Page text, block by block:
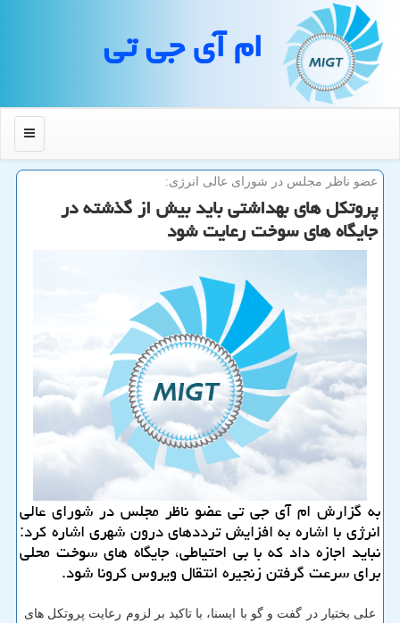
ام آی جی تی
منو
عضو ناظر مجلس در شورای عالی انرژی:
پروتكل های بهداشتی باید بیش از گذشته در
جایگاه های سوخت رعایت شود
به گزارش ام آی جی تی عضو ناظر مجلس در شورای عالی
انرژی با اشاره به افزایش ترددهای درون شهری اشاره كرد:
نباید اجازه داد كه با بی احتیاطی، جایگاه های سوخت محلی
برای سرعت گرفتن زنجیره انتقال ویروس كرونا شود.
علی بختیار در گفت و گو با ایسنا، با تاكید بر لزوم رعایت پروتكل های